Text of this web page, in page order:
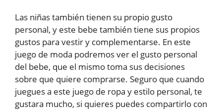
Las niñas también tienen su propio gusto
personal, y este bebe también tiene sus propios
gustos para vestir y complementarse. En este
juego de moda podremos ver el gusto personal
del bebe, que el mismo toma sus decisiones
sobre que quiere comprarse. Seguro que cuando
juegues a este juego de ropa y estilo personal, te
gustara mucho, si quieres puedes compartirlo con